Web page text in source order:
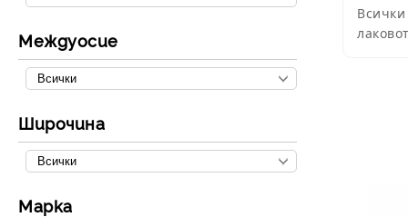
Моноблок HYUNDAI
Термопомпи Bosch
консумативи
Междуосие
Широчина
Марка